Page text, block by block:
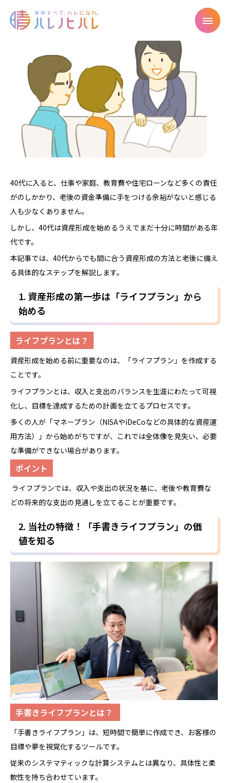
40代に入ると、仕事や家庭、教育費や住宅ローンなど多くの責任
がのしかかり、老後の資金準備に手をつける余裕がないと感じる
人も少なくありません。
しかし、40代は資産形成を始めるうえでまだ十分に時間がある年
代です。
本記事では、40代からでも間に合う資産形成の方法と老後に備え
る具体的なステップを解説します。
1. 資産形成の第一歩は「ライフプラン」から
始める
ライフプランとは？
資産形成を始める前に重要なのは、「ライフプラン」を作成する
ことです。
ライフプランとは、収入と支出のバランスを生涯にわたって可視
化し、目標を達成するための計画を立てるプロセスです。
多くの人が「マネープラン（NISAやiDeCoなどの具体的な資産運
用方法）」から始めがちですが、これでは全体像を見失い、必要
な準備ができない場合があります。
ポイント
ライフプランでは、収入や支出の状況を基に、老後や教育費な
どの将来的な支出の見通しを立てることが重要です。
2. 当社の特徴！「手書きライフプラン」の価
値を知る
手書きライフプランとは？
「手書きライフプラン」は、短時間で簡単に作成でき、お客様の
目標や夢を視覚化するツールです。
従来のシステマティックな計算システムとは異なり、具体性と柔
軟性を持ち合わせています。